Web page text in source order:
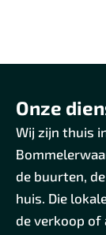
Onze
Wij zijn thuis
de buurten,
huis. Die
de verkoop of